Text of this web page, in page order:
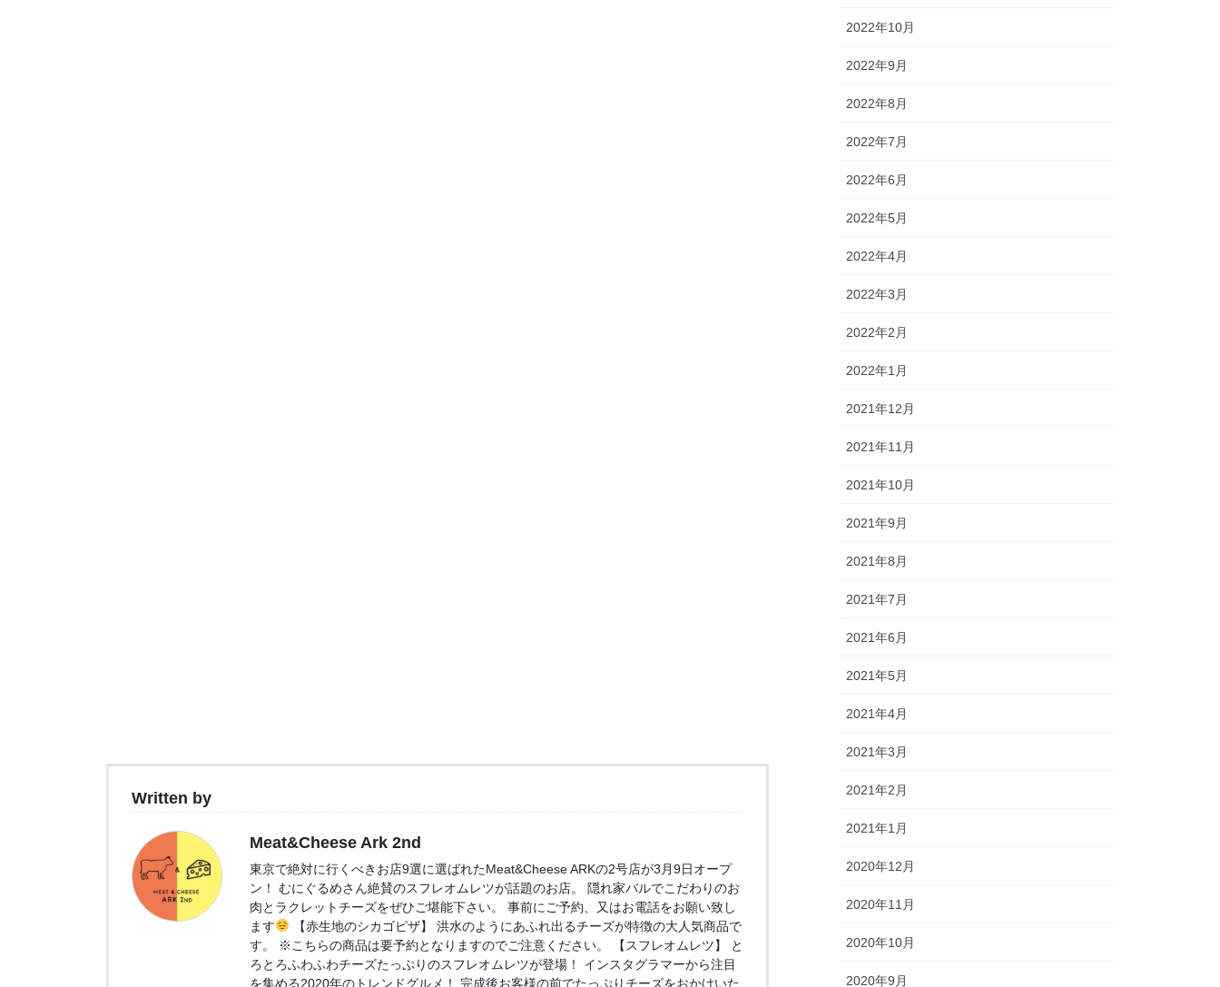
Written by
Meat&Cheese Ark 2nd
東京で絶対に行くべきお店9選に選ばれたMeat&Cheese ARKの2号店が3月9日オープ
ン！ むにぐるめさん絶賛のスフレオムレツが話題のお店。 隠れ家バルでこだわりのお
肉とラクレットチーズをぜひご堪能下さい。 事前にご予約、又はお電話をお願い致し
ます
【赤生地のシカゴピザ】 洪水のようにあふれ出るチーズが特徴の大人気商品で
す。 ※こちらの商品は要予約となりますのでご注意ください。 【スフレオムレツ】 と
ろとろふわふわチーズたっぷりのスフレオムレツが登場！ インスタグラマーから注目
を集める2020年のトレンドグルメ！ 完成後お客様の前でたっぷりチーズをおかけいた
2022年10月
2022年9月
2022年8月
2022年7月
2022年6月
2022年5月
2022年4月
2022年3月
2022年2月
2022年1月
2021年12月
2021年11月
2021年10月
2021年9月
2021年8月
2021年7月
2021年6月
2021年5月
2021年4月
2021年3月
2021年2月
2021年1月
2020年12月
2020年11月
2020年10月
2020年9月